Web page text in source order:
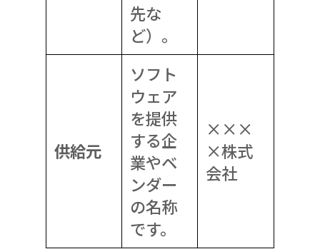
先な
ど）。
供給元
ソフト
ウェア
を提供
する企
業やベ
ンダー
の名称
です。
×××
×株式
会社